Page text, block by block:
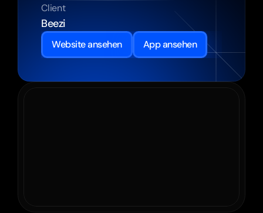
Client
Beezi
Website ansehen App ansehen